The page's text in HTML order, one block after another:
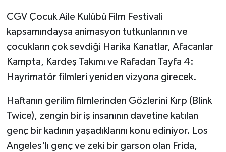
CGV Çocuk Aile Kulübü Film Festivali
kapsamındaysa animasyon tutkunlarının ve
çocukların çok sevdiği Harika Kanatlar, Afacanlar
Kampta, Kardeş Takımı ve Rafadan Tayfa 4:
Hayrimatör filmleri yeniden vizyona girecek.
Haftanın gerilim filmlerinden Gözlerini Kırp (Blink
Twice), zengin bir iş insanının davetine katılan
genç bir kadının yaşadıklarını konu ediniyor. Los
Angeles'lı genç ve zeki bir garson olan Frida,